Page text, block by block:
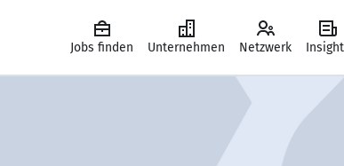
Jobs finden Unternehmen Netzwerk